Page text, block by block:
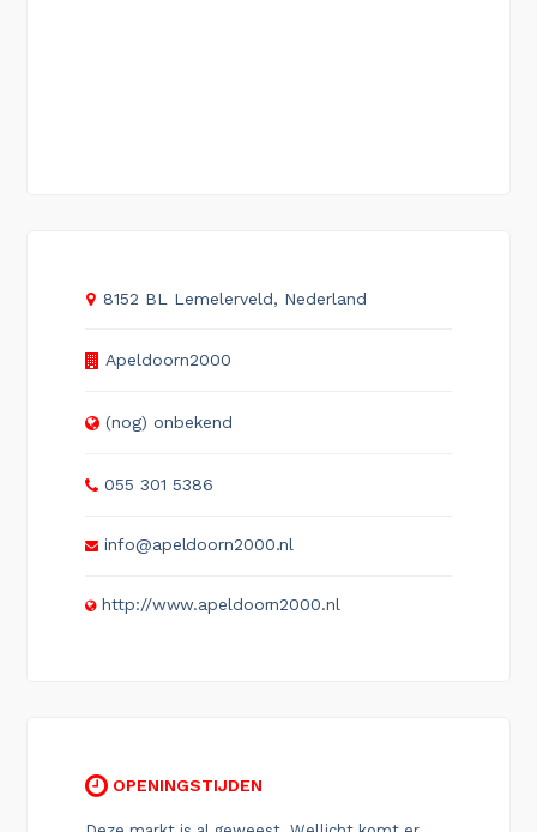
8152 BL Lemelerveld, Nederland
Apeldoorn2000
(nog) onbekend
055 301 5386
info@apeldoorn2000.nl
http://www.apeldoorn2000.nl
OPENINGSTIJDEN